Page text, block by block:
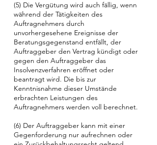
(5) Die Vergütung wird auch fällig, wenn
während der Tätigkeiten des
Auftragnehmers durch
unvorhergesehene Ereignisse der
Beratungsgegenstand entfällt, der
Auftraggeber den Vertrag kündigt oder
gegen den Auftraggeber das
Insolvenzverfahren eröffnet oder
beantragt wird. Die bis zur
Kenntnisnahme dieser Umstände
erbrachten Leistungen des
Auftragnehmers werden voll berechnet.
(6) Der Auftraggeber kann mit einer
Gegenforderung nur aufrechnen oder